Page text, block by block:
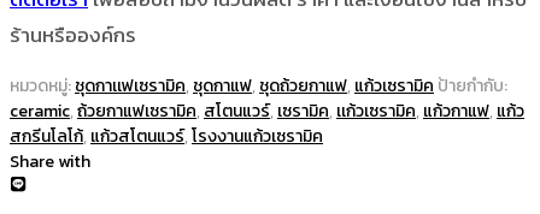
ร้านหรือองค์กร
หมวดหมู่:ชุดกาเเฟเซรามิค, ชุดกาแฟ, ชุดถ้วยกาแฟ, แก้วเซรามิค ป้ายกำกับ:
ceramic,ถ้วยกาแฟเซรามิค, สโตนแวร์, เซรามิค, เเก้วเซรามิค, แก้วกาแฟ, แก้ว
สกรีนโลโก้, แก้วสโตนแวร์,โรงงานแก้วเซรามิค
Share with